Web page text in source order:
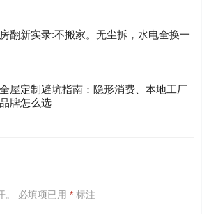
翻新实录:不搬家。无尘拆，水电全换一
屋定制避坑指南：隐形消费、本地工厂
牌怎么选
必填项已用* 标注